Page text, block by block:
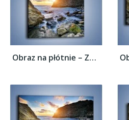
Obraz na płótnie – Zakaz kąpieli –...